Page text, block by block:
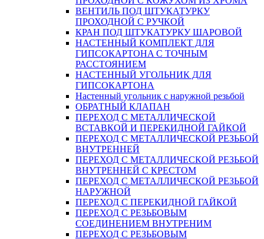
ВЕНТИЛЬ ПОД ШТУКАТУРКУ
ПРОХОДНОЙ С РУЧКОЙ
КРАН ПОД ШТУКАТУРКУ ШАРОВОЙ
НАСТЕННЫЙ КОМПЛЕКТ ДЛЯ
ГИПСОКАРТОНA С ТОЧНЫМ
РАССТОЯНИЕМ
НАСТЕННЫЙ УГОЛЬНИК ДЛЯ
ГИПСОКАРТОНА
Настенный угольник с наружной резьбой
ОБРАТНЫЙ КЛАПАН
ПЕРЕХОД С МЕТАЛЛИЧЕСКОЙ
ВСТАВКОЙ И ПЕРЕКИДНОЙ ГАЙКОЙ
ПЕРЕХОД С МЕТАЛЛИЧЕСКОЙ РЕЗЬБОЙ
ВНУТРЕННЕЙ
ПЕРЕХОД С МЕТАЛЛИЧЕСКОЙ РЕЗЬБОЙ
ВНУТРЕННЕЙ С КРЕСТОМ
ПЕРЕХОД С МЕТАЛЛИЧЕСКОЙ РЕЗЬБОЙ
НАРУЖНОЙ
ПЕРЕХОД С ПЕРЕКИДНОЙ ГАЙКОЙ
ПЕРЕХОД С РЕЗЬБОВЫМ
СОЕДИНЕНИЕМ ВНУТРЕНИМ
ПЕРЕХОД С РЕЗЬБОВЫМ